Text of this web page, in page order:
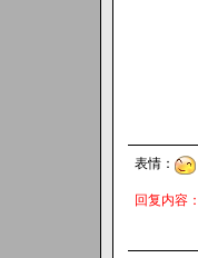
表情：
回复内容：